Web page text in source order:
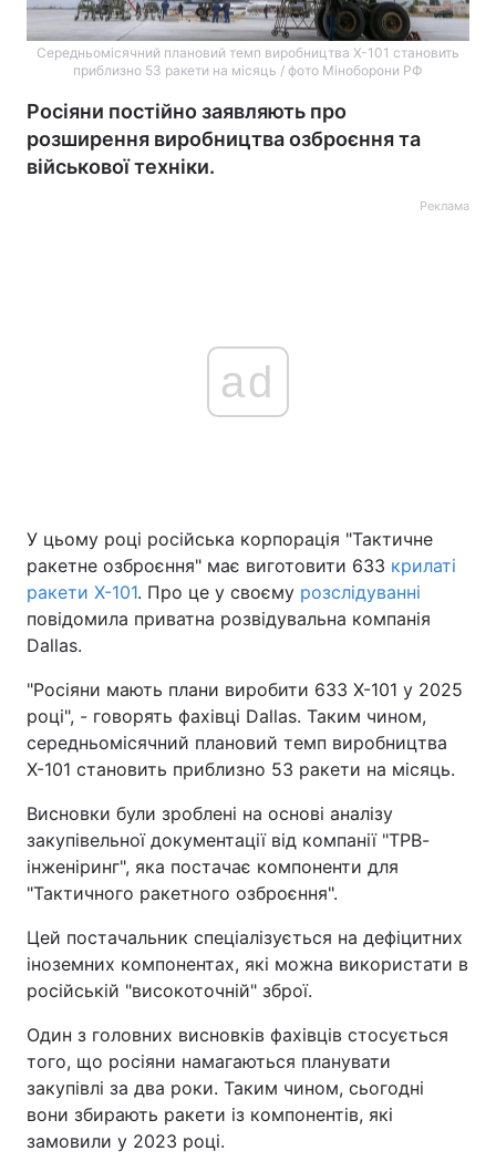
Середньомісячний плановий темп виробництва Х-101 становить
приблизно 53 ракети на місяць / фото Міноборони РФ
Росіяни постійно заявляють про
розширення виробництва озброєння та
військової техніки.
Реклама
ad
У цьому році російська корпорація "Тактичне
ракетне озброєння" має виготовити 633 крилаті
ракети Х-101. Про це у своєму розслідуванні
повідомила приватна розвідувальна компанія
Dallas.
"Росіяни мають плани виробити 633 Х-101 у 2025
році", - говорять фахівці Dallas. Таким чином,
середньомісячний плановий темп виробництва
Х-101 становить приблизно 53 ракети на місяць.
Висновки були зроблені на основі аналізу
закупівельної документації від компанії "ТРВ-
інженіринг", яка постачає компоненти для
"Тактичного ракетного озброєння".
Цей постачальник спеціалізується на дефіцитних
іноземних компонентах, які можна використати в
російській "високоточній" зброї.
Один з головних висновків фахівців стосується
того, що росіяни намагаються планувати
закупівлі за два роки. Таким чином, сьогодні
вони збирають ракети із компонентів, які
замовили у 2023 році.